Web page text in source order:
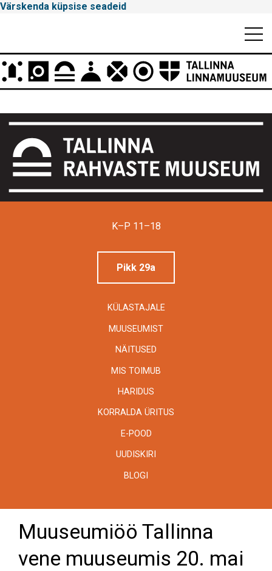
Värskenda küpsise seadeid
Peamenüü
K–P 11–18
Pikk 29a
KÜLASTAJALE
MUUSEUMIST
NÄITUSED
MIS TOIMUB
HARIDUS
KORRALDA ÜRITUS
E-POOD
UUDISKIRI
BLOGI
Muuseumiöö Tallinna
vene muuseumis 20. mai